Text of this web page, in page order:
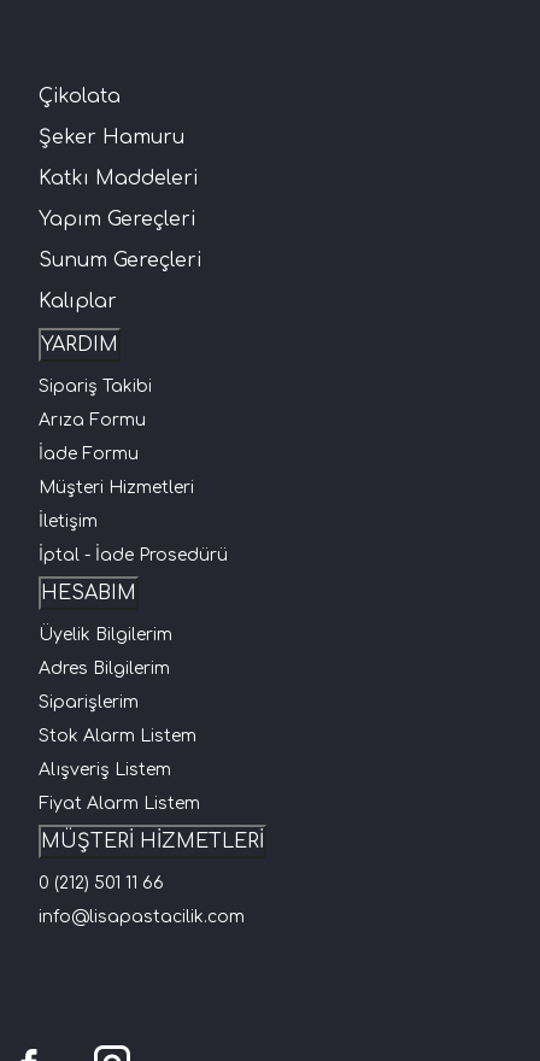
Çikolata
Şeker Hamuru
Katkı Maddeleri
Yapım Gereçleri
Sunum Gereçleri
Kalıplar
YARDIM
Sipariş Takibi
Arıza Formu
İade Formu
Müşteri Hizmetleri
İletişim
İptal - İade Prosedürü
HESABIM
Üyelik Bilgilerim
Adres Bilgilerim
Siparişlerim
Stok Alarm Listem
Alışveriş Listem
Fiyat Alarm Listem
MÜŞTERİ HİZMETLERİ
0 (212) 501 11 66
info@lisapastacilik.com